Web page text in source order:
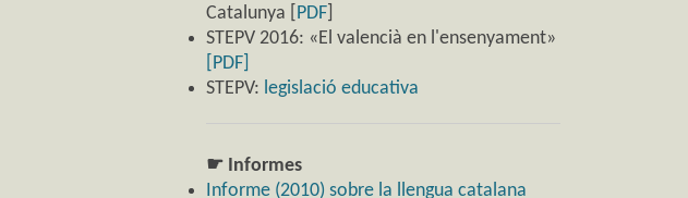
Catalunya [
PDF
STEPV 2016: «El valencià en l'ensenyament»
[PDF]
STEPV: legislació educativa
☛ Informes
Informe (2010) sobre la llengua catalana